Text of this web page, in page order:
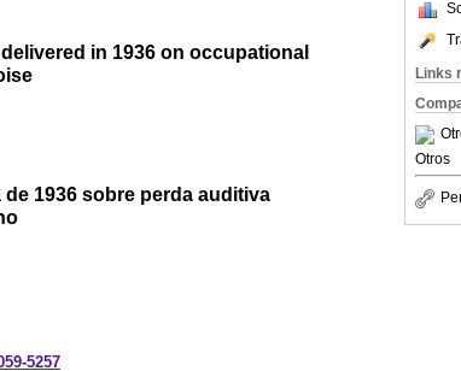
Links
Otros
in 1936 on occupational
1936 sobre perda auditiva
5257